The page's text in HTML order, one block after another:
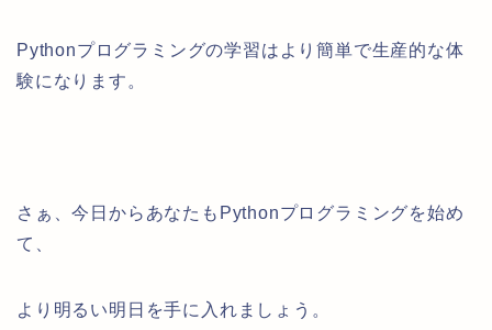
Pythonプログラミングの学習はより簡単で生産的な体
験になります。
さぁ、今日からあなたもPythonプログラミングを始め
て、
より明るい明日を手に入れましょう。